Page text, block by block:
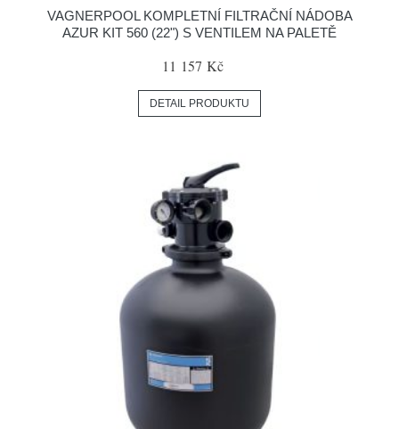
VAGNERPOOL KOMPLETNÍ FILTRAČNÍ NÁDOBA
AZUR KIT 560 (22") S VENTILEM NA PALETĚ
11 157 Kč
DETAIL PRODUKTU